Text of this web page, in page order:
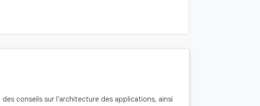
conseils sur l'architecture des applications, ainsi